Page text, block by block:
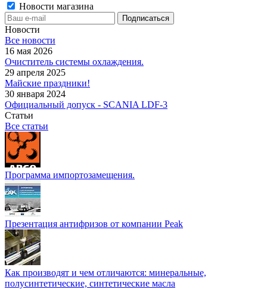
Новости магазина
Новости
Все новости
16 мая 2026
Очиститель системы охлаждения.
29 апреля 2025
Майские праздники!
30 января 2024
Официальный допуск - SCANIA LDF-3
Статьи
Все статьи
Программа импортозамещения.
Презентация антифризов от компании Peak
Как производят и чем отличаются: минеральные,
полусинтетические, синтетические масла